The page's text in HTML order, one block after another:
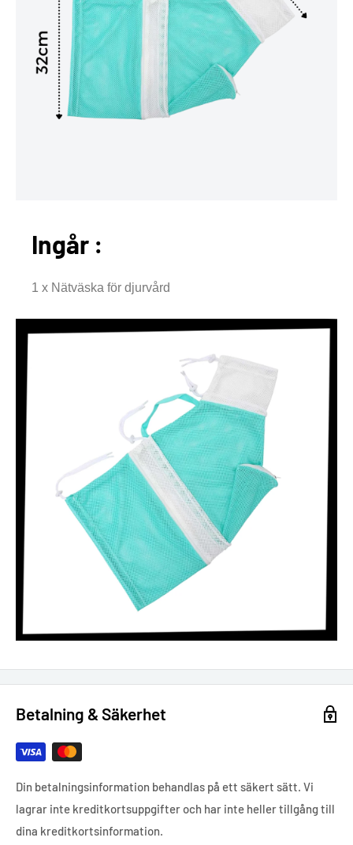
Ingår :
1 x Nätväska för djurvård
Betalning & Säkerhet
Din betalningsinformation behandlas på ett säkert sätt. Vi
lagrar inte kreditkortsuppgifter och har inte heller tillgång till
dina kreditkortsinformation.